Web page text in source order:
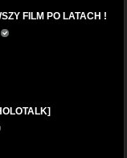
FILM PO LATACH !